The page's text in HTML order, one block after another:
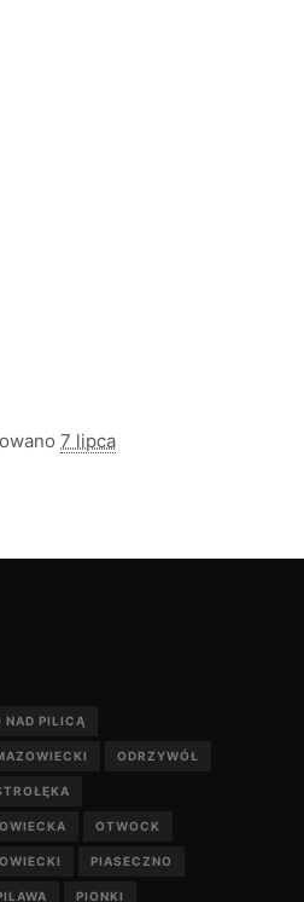
7 lipca
NAD PILICĄ
ODRZYWÓŁ
OTWOCK
PIASECZNO
PIONKI